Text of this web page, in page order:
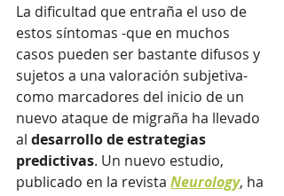
La dificultad que entraña el uso de
estos síntomas -que en muchos
casos pueden ser bastante difusos y
sujetos a una valoración subjetiva-
como marcadores del inicio de un
nuevo ataque de migraña ha llevado
al desarrollo de estrategias
predictivas. Un nuevo estudio,
publicado en la revista Neurology, ha